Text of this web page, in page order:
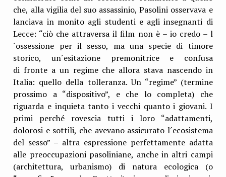
che, alla vigilia del suo assassinio, Pasolini osservava e
lanciava in monito agli studenti e agli insegnanti di
Lecce: “ciò che attraversa il film non è – io credo – l
´ossessione per il sesso, ma una specie di timore
storico, un´esitazione premonitrice e confusa
di fronte a un regime che allora stava nascendo in
Italia: quello della tolleranza. Un “regime” (termine
prossimo a “dispositivo”, e che lo completa) che
riguarda e inquieta tanto i vecchi quanto i giovani. I
primi perché rovescia tutti i loro “adattamenti,
dolorosi e sottili, che avevano assicurato l´ecosistema
del sesso” – altra espressione perfettamente adatta
alle preoccupazioni pasoliniane, anche in altri campi
(architettura, urbanismo) di natura ecologica (o